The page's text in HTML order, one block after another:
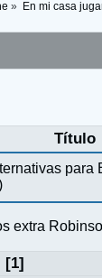
» En mi casa
Título
para
extra
[1]